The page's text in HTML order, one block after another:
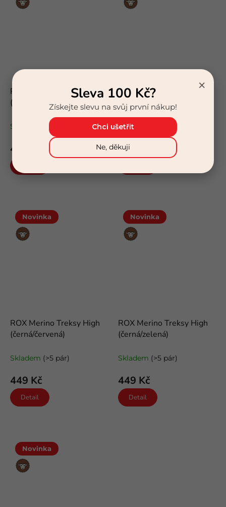
vlna
ROX Merino Treksy High
(krémová/máta)
odlehčené trekové merino
ponožky
Skladem (>5 pár)
449 Kč
vlna
ROX Merino Treksy High
(krémová/levandule)
odlehčené trekové merino
ponožky
Skladem (>5 pár)
449 Kč
Novinka
Merino
vlna
ROX Merino Treksy High
(černá/červená)
ponožky
Skladem (>5 pár)
449 Kč
Detail
Novinka
Merino
vlna
ROX Merino Treksy High
(černá/zelená)
ponožky
Skladem (>5 pár)
449 Kč
Detail
Novinka
Merino
vlna
×
Sleva 100 Kč?
Získejte slevu na svůj první nákup!
Chci ušetřit
Ne, děkuji